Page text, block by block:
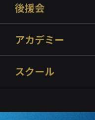
後援会
アカデミー
スクール